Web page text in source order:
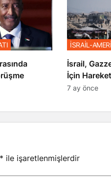
İsrail,
İçin
İSRAİL-
7 ay önce
* ile işaretlenmişlerdir